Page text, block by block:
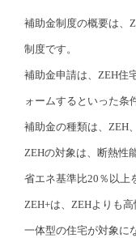
補助金制度の概要は、
制度です。
補助金申請は、ZEH住
ォームするといった条
補助金の種類は、ZEH
ZEHの対象は、断熱性
省エネ基準比20％以上
ZEH+は、ZEHよりも
一体型の住宅が対象に